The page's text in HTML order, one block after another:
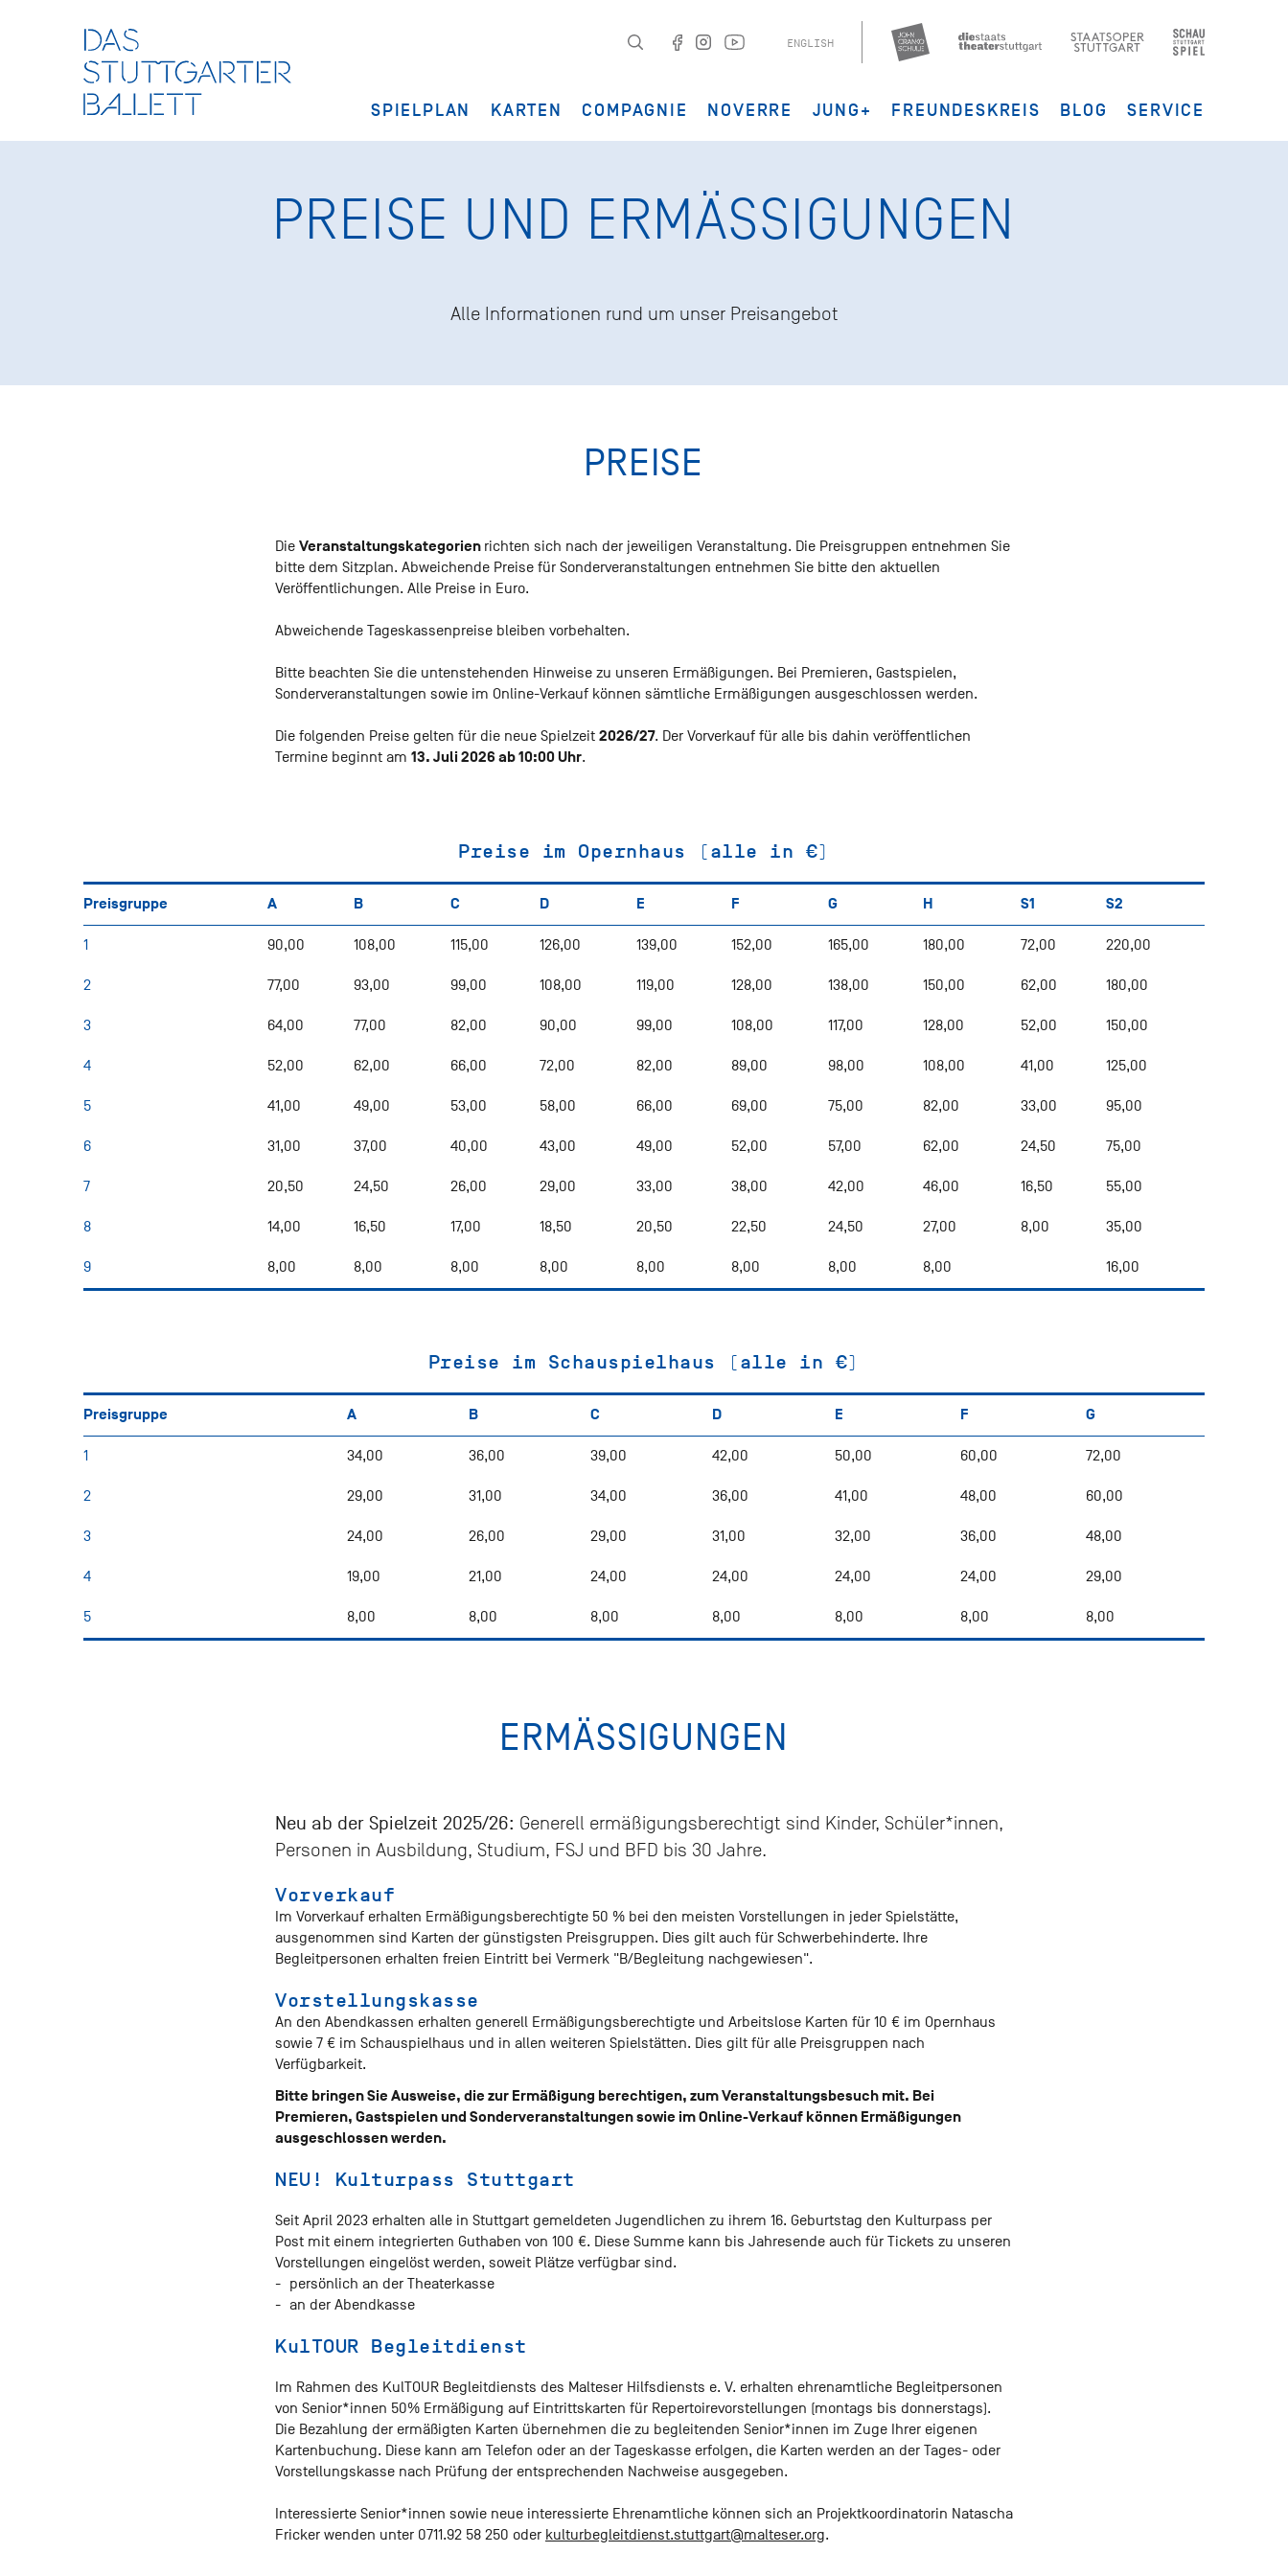
ENGLISH
SPIELPLAN KARTEN COMPAGNIE NOVERRE JUNG+ FREUNDESKREIS BLOG SERVICE
PREISE UND ERMÄSSIGUNGEN
Alle Informationen rund um unser Preisangebot
PREISE
Die Veranstaltungskategorien richten sich nach der jeweiligen Veranstaltung. Die Preisgruppen entnehmen Sie
bitte dem Sitzplan. Abweichende Preise für Sonderveranstaltungen entnehmen Sie bitte den aktuellen
Veröffentlichungen. Alle Preise in Euro.
Abweichende Tageskassenpreise bleiben vorbehalten.
Bitte beachten Sie die untenstehenden Hinweise zu unseren Ermäßigungen. Bei Premieren, Gastspielen,
Sonderveranstaltungen sowie im Online-Verkauf können sämtliche Ermäßigungen ausgeschlossen werden.
Die folgenden Preise gelten für die neue Spielzeit 2026/27. Der Vorverkauf für alle bis dahin veröffentlichen
Termine beginnt am 13. Juli 2026 ab 10:00 Uhr.
Preise im Opernhaus (alle in €)
Preisgruppe A B C D E F G H S1 S2
1 90,00 108,00 115,00 126,00 139,00 152,00 165,00 180,00 72,00 220,00
2 77,00 93,00 99,00 108,00 119,00 128,00 138,00 150,00 62,00 180,00
3 64,00 77,00 82,00 90,00 99,00 108,00 117,00 128,00 52,00 150,00
4 52,00 62,00 66,00 72,00 82,00 89,00 98,00 108,00 41,00 125,00
5 41,00 49,00 53,00 58,00 66,00 69,00 75,00 82,00 33,00 95,00
6 31,00 37,00 40,00 43,00 49,00 52,00 57,00 62,00 24,50 75,00
7 20,50 24,50 26,00 29,00 33,00 38,00 42,00 46,00 16,50 55,00
8 14,00 16,50 17,00 18,50 20,50 22,50 24,50 27,00 8,00 35,00
9 8,00 8,00 8,00 8,00 8,00 8,00 8,00 8,00 16,00
Preise im Schauspielhaus (alle in €)
Preisgruppe A B C D E F G
1 34,00 36,00 39,00 42,00 50,00 60,00 72,00
2 29,00 31,00 34,00 36,00 41,00 48,00 60,00
3 24,00 26,00 29,00 31,00 32,00 36,00 48,00
4 19,00 21,00 24,00 24,00 24,00 24,00 29,00
5 8,00 8,00 8,00 8,00 8,00 8,00 8,00
ERMÄSSIGUNGEN
Neu ab der Spielzeit 2025/26: Generell ermäßigungsberechtigt sind Kinder, Schüler*innen,
Personen in Ausbildung, Studium, FSJ und BFD bis 30 Jahre.
Vorverkauf
Im Vorverkauf erhalten Ermäßigungsberechtigte 50 % bei den meisten Vorstellungen in jeder Spielstätte,
ausgenommen sind Karten der günstigsten Preisgruppen. Dies gilt auch für Schwerbehinderte. Ihre
Begleitpersonen erhalten freien Eintritt bei Vermerk "B/Begleitung nachgewiesen".
Vorstellungskasse
An den Abendkassen erhalten generell Ermäßigungsberechtigte und Arbeitslose Karten für 10 € im Opernhaus
sowie 7 € im Schauspielhaus und in allen weiteren Spielstätten. Dies gilt für alle Preisgruppen nach
Verfügbarkeit.
Bitte bringen Sie Ausweise, die zur Ermäßigung berechtigen, zum Veranstaltungsbesuch mit. Bei
Premieren, Gastspielen und Sonderveranstaltungen sowie im Online-Verkauf können Ermäßigungen
ausgeschlossen werden.
NEU! Kulturpass Stuttgart
Seit April 2023 erhalten alle in Stuttgart gemeldeten Jugendlichen zu ihrem 16. Geburtstag den Kulturpass per
Post mit einem integrierten Guthaben von 100 €. Diese Summe kann bis Jahresende auch für Tickets zu unseren
Vorstellungen eingelöst werden, soweit Plätze verfügbar sind.
persönlich an der Theaterkasse
an der Abendkasse
KulTOUR Begleitdienst
Im Rahmen des KulTOUR Begleitdiensts des Malteser Hilfsdiensts e. V. erhalten ehrenamtliche Begleitpersonen
von Senior*innen 50% Ermäßigung auf Eintrittskarten für Repertoirevorstellungen (montags bis donnerstags).
Die Bezahlung der ermäßigten Karten übernehmen die zu begleitenden Senior*innen im Zuge Ihrer eigenen
Kartenbuchung. Diese kann am Telefon oder an der Tageskasse erfolgen, die Karten werden an der Tages- oder
Vorstellungskasse nach Prüfung der entsprechenden Nachweise ausgegeben.
Interessierte Senior*innen sowie neue interessierte Ehrenamtliche können sich an Projektkoordinatorin Natascha
Fricker wenden unter 0711.92 58 250 oder kulturbegleitdienst.stuttgart@malteser.org.